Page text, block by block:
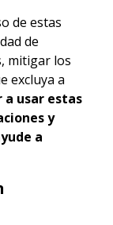
de estas
de
mitigar los
excluya a
a usar estas
y
a